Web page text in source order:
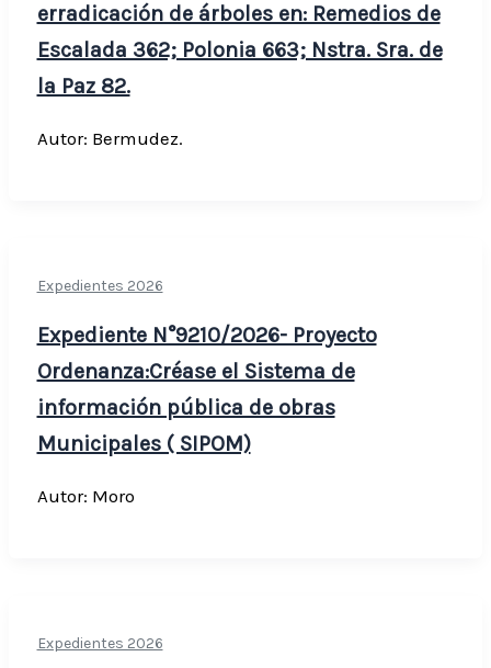
erradicación de árboles en: Remedios de
Escalada 362; Polonia 663; Nstra. Sra. de
la Paz 82.
Autor: Bermudez.
Expedientes 2026
Expediente N°9210/2026- Proyecto
Ordenanza:Créase el Sistema de
información pública de obras
Municipales ( SIPOM)
Autor: Moro
Expedientes 2026